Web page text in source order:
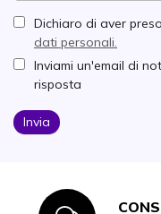
Dichiaro di aver
dati personali.
Inviami un'email di
risposta
Invia